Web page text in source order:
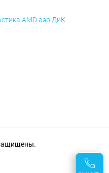
AMD аэр ДиК